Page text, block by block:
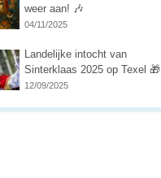
weer aan! 🎶
04/11/2025
Landelijke intocht van
Sinterklaas 2025 op Texel 🎁
12/09/2025